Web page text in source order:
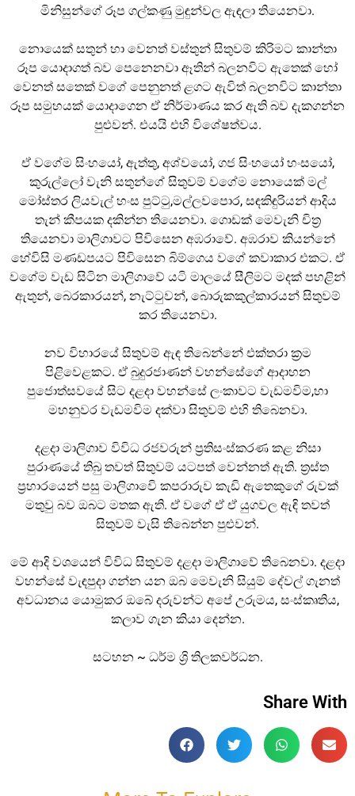
මිනිසුන්ගේ රූප ගල්කණු මුඳුන්වල ඇඳලා තියෙනවා.
නොයෙක් සතුන් හා වෙනත් වස්තුන් සිතුවම් කිරිමට කාන්තා
රූප යොදාගත් බව පෙනෙනවා ඈතින් බලනවිට ඇතෙක් හෝ
වෙනත් සතෙක් වගේ පෙනුනත් ළගට ඇවිත් බලනවිට කාන්තා
රූප සමුහයක් යොදාගෙන ඒ නිර්මාණය කර ඇති බව දැකගන්න
පුළුවන්. එයයි එහි විශේෂත්වය.
ඒ වගේම සිංහයෝ, ඇත්තු, අශ්වයෝ, ගජ සිංහයෝ හංසයෝ,
කුරුල්ලෝ වැනි සතුන්ගේ සිතුවම් වගේම නොයෙක් මල්
මෝස්තර ලියවැල් හංස පුට්ටු,මල්ලවපොර, සඳකිඳුරියන් ආදිය
තැන් කීපයක දකින්න තියෙනවා. ගොඩක් මෙවැනි චිත්ර
තියෙනවා මාලිගාවට පිවිසෙන අඹරාවේ. අඹරාව කියන්නේ
හේවිසි මණඩපයට පිවිසෙන බිම්ගෙය වගේ කවාකාර එකට. ඒ
වගේම වැඩ සිටින මාලිගාවේ යටි මාලයේ සීලිමට මදක් පහළින්
ඇතුන්, බෙරකාරයන්, නැට්ටුවන්, බොරුකකුල්කාරයන් සිතුවම්
කර තියෙනවා.
නව විහාරයේ සිතුවම් ඇඳ තිබෙන්නේ එක්තරා ක්රම
පිළිවෙළකට. ඒ බුදුරජාණන් වහන්සේගේ ආදාහන
පුජොත්සවයේ සිට දළදා වහන්සේ ලංකාවට වැඩමවිම,හා
මහනුවර වැඩමවිම දක්වා සිතුවම් එහි තිබෙනවා.
දළදා මාලිගාව විවිධ රජවරුන් ප්රතිසංස්කරණ කළ නිසා
පුරාණයේ තිබු තවත් සිතුවම් යටපත් වෙන්නත් ඇති. ත්රස්ත
ප්රහාරයෙන් පසු මාලිගාවෙි කපරාරුව කැඩි ඇතෙකුගේ රුවක්
මතුවු බව ඔබට මතක ඇති. ඒ වගේ ඒ ඒ යුගවල ඇඳි තවත්
සිතුවම් වැසි තිබෙන්න පුළුවන්.
මේ ආදි වශයෙන් විවිධ සිතුවම් දළදා මාලිගාවේ තිබෙනවා. දළදා
වහන්සේ වැඳපුදා ගන්න යන ඔබ මෙවැනි සියුම් දේවල් ගැනත්
අවධානය යොමුකර ඔබේ දරුවන්ට අපේ උරුමය, සංස්කෘතිය,
කලාව ගැන කියා දෙන්න.
සටහන ~ ධර්ම ශ්රි තිලකවර්ධන.
Share With